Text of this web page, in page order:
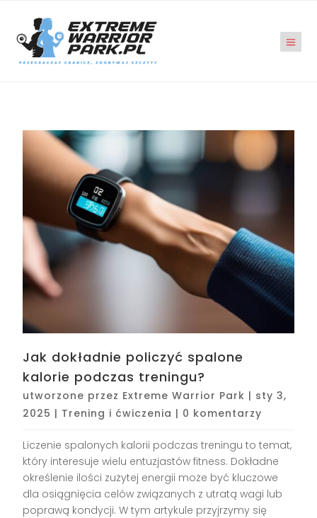
Jak dokładnie policzyć spalone
kalorie podczas treningu?
utworzone przez Extreme Warrior Park | sty 3,
2025 | Trening i ćwiczenia | 0 komentarzy
Liczenie spalonych kalorii podczas treningu to temat,
który interesuje wielu entuzjastów fitness. Dokładne
określenie ilości zużytej energii może być kluczowe
dla osiągnięcia celów związanych z utratą wagi lub
poprawą kondycji. W tym artykule przyjrzymy się